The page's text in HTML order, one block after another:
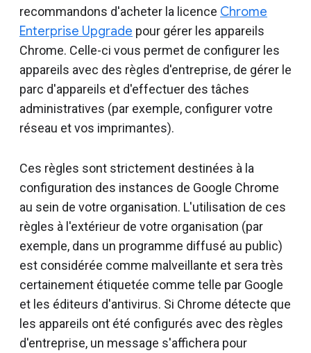
recommandons d'acheter la licence Chrome
Enterprise Upgrade pour gérer les appareils
Chrome. Celle-ci vous permet de configurer les
appareils avec des règles d'entreprise, de gérer le
parc d'appareils et d'effectuer des tâches
administratives (par exemple, configurer votre
réseau et vos imprimantes).
Ces règles sont strictement destinées à la
configuration des instances de Google Chrome
au sein de votre organisation. L'utilisation de ces
règles à l'extérieur de votre organisation (par
exemple, dans un programme diffusé au public)
est considérée comme malveillante et sera très
certainement étiquetée comme telle par Google
et les éditeurs d'antivirus. Si Chrome détecte que
les appareils ont été configurés avec des règles
d'entreprise, un message s'affichera pour